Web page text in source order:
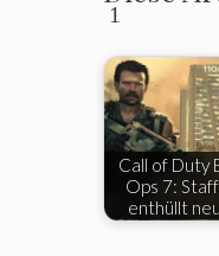
1
Call of Duty
Ops 7:
enthüllt